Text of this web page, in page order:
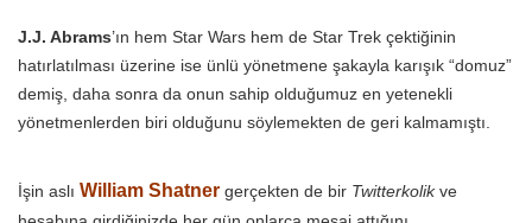
J.J. Abrams’ın hem Star Wars hem de Star Trek çektiğinin
hatırlatılması üzerine ise ünlü yönetmene şakayla karışık “domuz”
demiş, daha sonra da onun sahip olduğumuz en yetenekli
yönetmenlerden biri olduğunu söylemekten de geri kalmamıştı.
İşin aslı William Shatner gerçekten de bir Twitterkolikve